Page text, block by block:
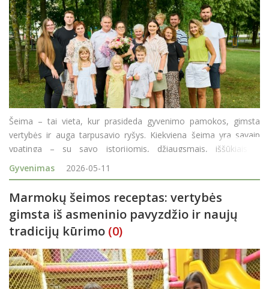
Šeima – tai vieta, kur prasideda gyvenimo pamokos, gimsta
vertybės ir auga tarpusavio ryšys. Kiekviena šeima yra savaip
ypatinga – su savo istorijomis, džiaugsmais, iššūkiais ir
tradicijomis. Rokiškio rajono savivaldybės Šeimos taryba, sie
Gyvenimas 2026-05-11
Marmokų šeimos receptas: vertybės
gimsta iš asmeninio pavyzdžio ir naujų
tradicijų kūrimo (0)